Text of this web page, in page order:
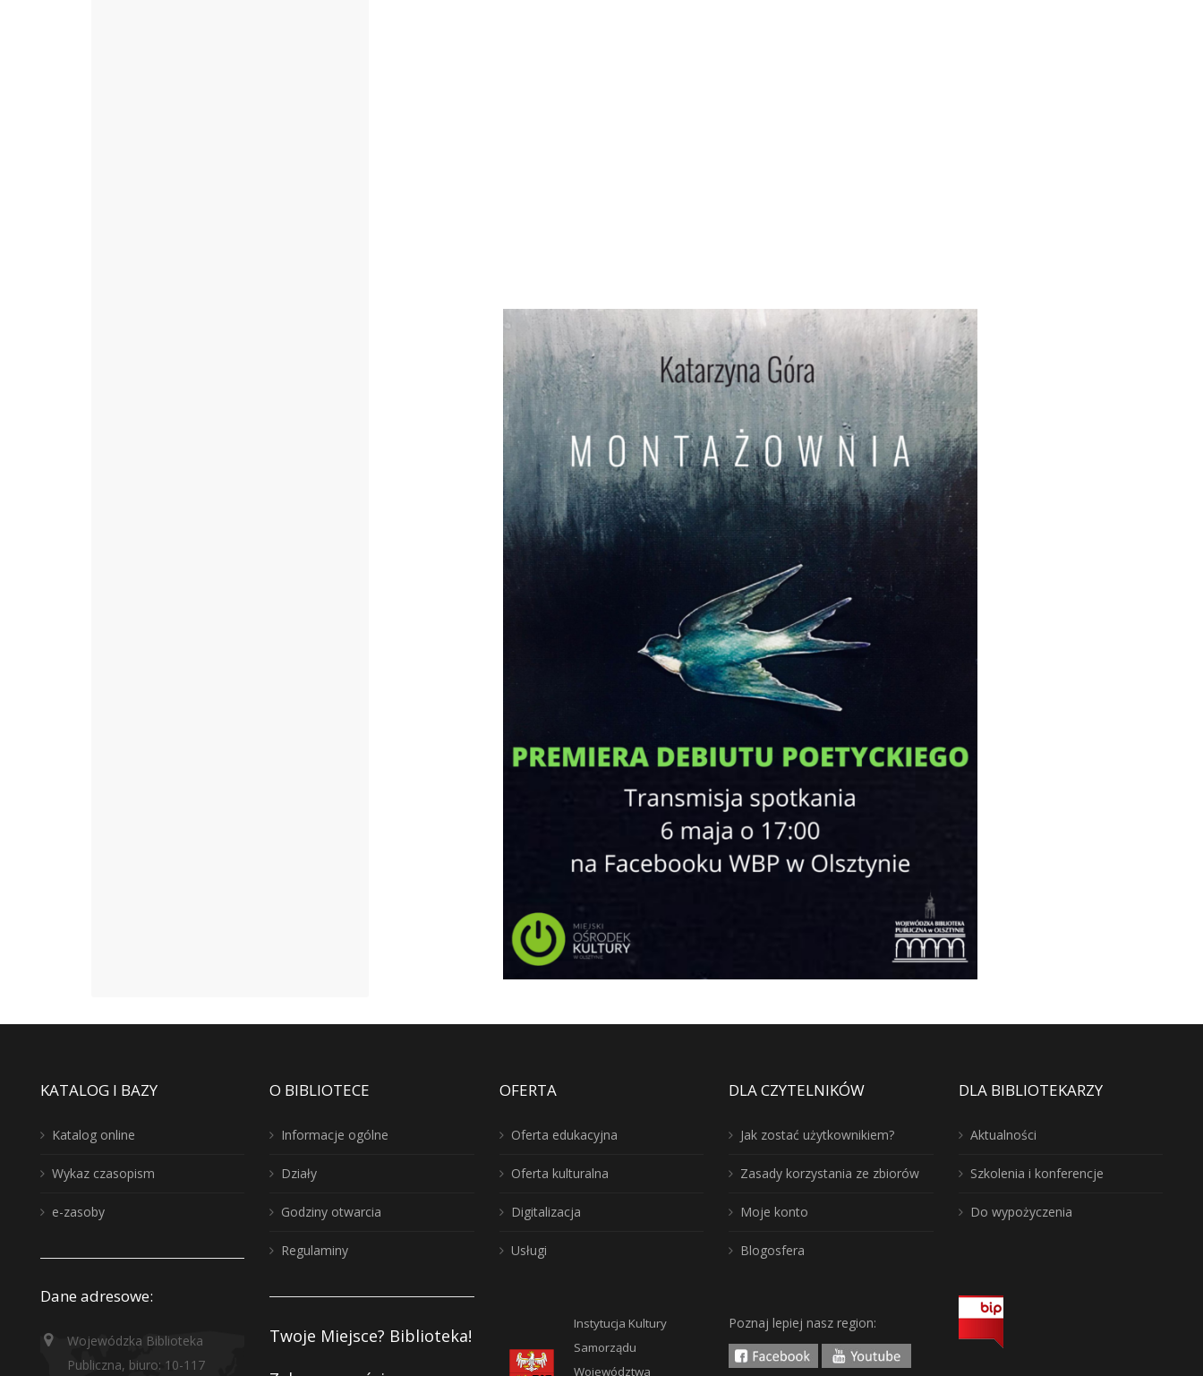
KATALOG I BAZY
Katalog online
Wykaz czasopism
e-zasoby
Dane adresowe:
Wojewódzka Biblioteka
Publiczna, biuro: 10-117
O BIBLIOTECE
Informacje ogólne
Działy
Godziny otwarcia
Regulaminy
Twoje Miejsce? Biblioteka!
OFERTA
Oferta edukacyjna
Oferta kulturalna
Digitalizacja
Usługi
Instytucja Kultury
Samorządu
Województwa
DLA CZYTELNIKÓW
Jak zostać użytkownikiem?
Zasady korzystania ze zbiorów
Moje konto
Blogosfera
Poznaj lepiej nasz region:
DLA BIBLIOTEKARZY
Aktualności
Szkolenia i konferencje
Do wypożyczenia